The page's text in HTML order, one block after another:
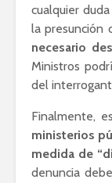
cualquier
la presunción
necesario
Ministros
del
Finalmente,
ministerios
medida de
denuncia